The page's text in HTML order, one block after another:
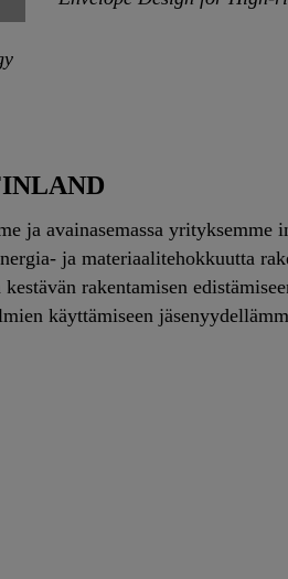
ja avainasemassa yrityksemme
ja materiaalitehokkuutta
rakentamisen
käyttämiseen